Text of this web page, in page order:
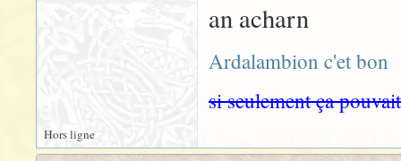
an acharn
Ardalambion c'et bon
si seulement ça
Hors ligne